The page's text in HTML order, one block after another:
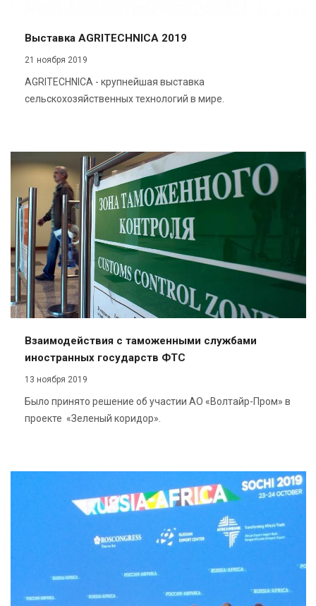
Выставка AGRITECHNICA 2019
21 ноября 2019
AGRITECHNICA - крупнейшая выставка
сельскохозяйственных технологий в мире.
Взаимодействия с таможенными службами
иностранных государств ФТС
13 ноября 2019
Было принято решение об участии АО «Волтайр-Пром» в
проекте «Зеленый коридор».